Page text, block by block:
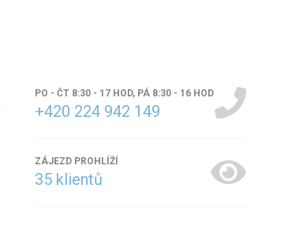
PO - ČT 8:30 - 17 HOD, PÁ 8:30 - 16 HOD
+420 224 942 149
ZÁJEZD PROHLÍŽÍ
35 klientů